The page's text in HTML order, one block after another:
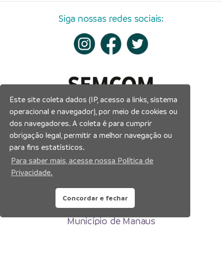
Siga nossas redes sociais:
Prefeitura Municipal de Manaus
Município de Manaus
Este site coleta dados (IP, acesso a links, sistema
operacional e navegador), por meio de cookies ou
dos navegadores. A coleta é para cumprir
obrigação legal, permitir a melhor navegação ou
para fins estatísticos.
Para saber mais, acesse nossa Política de
Privacidade.
Concordar e fechar